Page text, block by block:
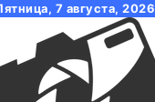
7 августа, 2026